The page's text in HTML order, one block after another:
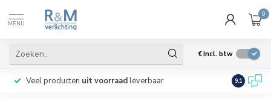
MENU
0
€Incl. btw
Veel producten uit voorraadleverbaar Wij
9.1